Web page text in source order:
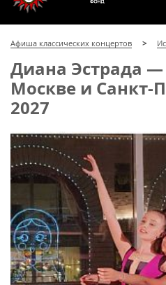
8 (499) 923-22-78
Афиша классических концертов
Диана Эстрада
Москве и Санкт-
2027